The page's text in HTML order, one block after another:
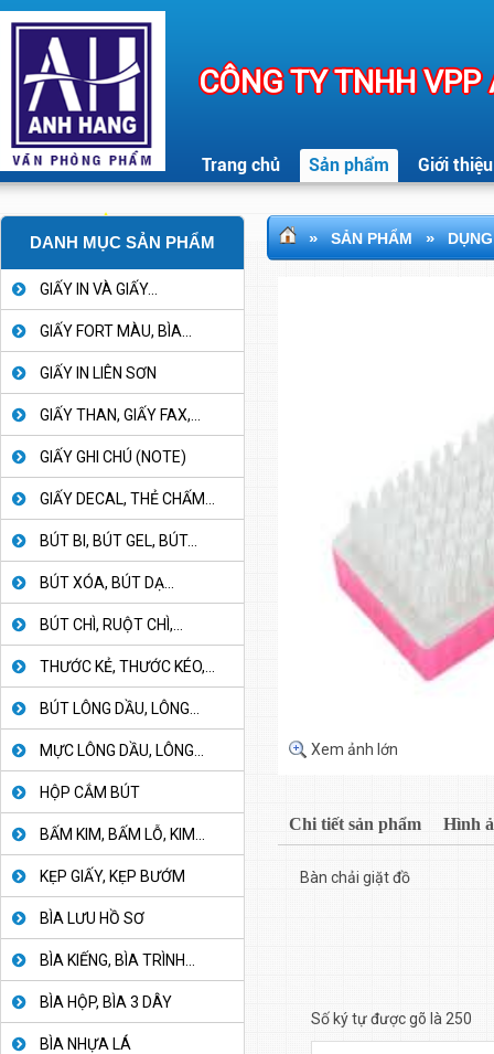
CÔNG TY TNHH
Trang chủ Sản phẩm Giới thiệu
DANH MỤC SẢN PHẨM
GIẤY IN VÀ GIẤY...
GIẤY FORT MÀU, BÌA...
GIẤY IN LIÊN SƠN
GIẤY THAN, GIẤY FAX,...
GIẤY GHI CHÚ (NOTE)
GIẤY DECAL, THẺ CHẤM...
BÚT BI, BÚT GEL, BÚT...
BÚT XÓA, BÚT DẠ...
BÚT CHÌ, RUỘT CHÌ,...
THƯỚC KẺ, THƯỚC KÉO,...
BÚT LÔNG DẦU, LÔNG...
MỰC LÔNG DẦU, LÔNG...
HỘP CẮM BÚT
BẤM KIM, BẤM LỖ, KIM...
KẸP GIẤY, KẸP BƯỚM
BÌA LƯU HỒ SƠ
BÌA KIẾNG, BÌA TRÌNH...
BÌA HỘP, BÌA 3 DÂY
BÌA NHỰA LÁ
» SẢN PHẨM »
Xem ảnh lớn
Chi tiết sản phẩm Hình
Bàn chải giặt đồ
Số ký tự được gõ là 250